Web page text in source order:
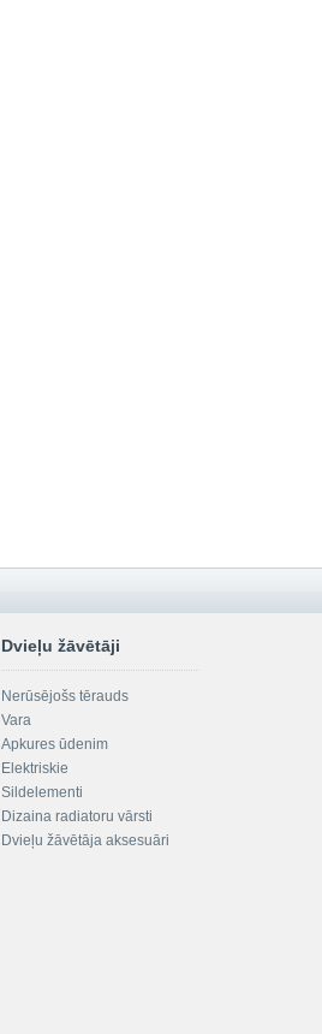
Dvieļu žāvētāji
Nerūsējošs tērauds
Vara
Apkures ūdenim
Elektriskie
Sildelementi
Dizaina radiatoru vārsti
Dvieļu žāvētāja aksesuāri